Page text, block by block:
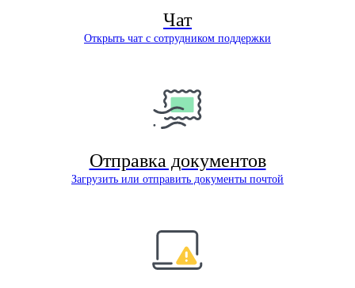
Чат
Открыть чат с сотрудником поддержки
Отправка документов
Загрузить или отправить документы почтой